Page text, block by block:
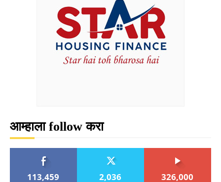
आम्हाला follow करा
113,459 2,036 326,000